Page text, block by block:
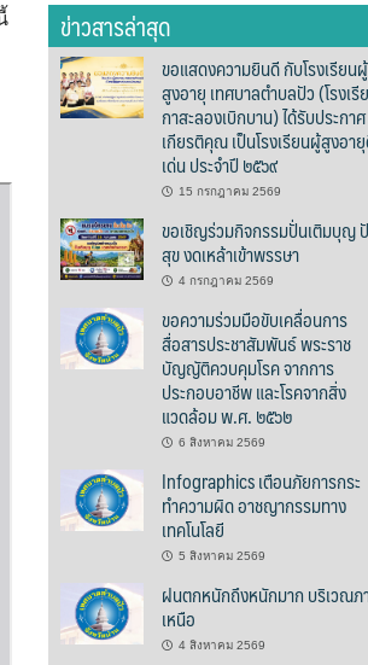
ข่าวสารล่าสุด
ขอแสดงความยินดี กับโรงเรียนผู้
สูงอายุ เทศบาลตำบลปัว (โรงเรี
กาสะลองเบิกบาน) ได้รับประกาศ
เกียรติคุณ เป็นโรงเรียนผู้สูงอา
เด่น ประจำปี ๒๕๖๙
15 กรกฎาคม 2569
ขอเชิญร่วมกิจกรรมปั่นเติมบุญ
สุข งดเหล้าเข้าพรรษา
4 กรกฎาคม 2569
ขอความร่วมมือขับเคลื่อนการ
สื่อสารประชาสัมพันธ์ พระราช
บัญญัติควบคุมโรค จากการ
ประกอบอาชีพ และโรคจากสิ่ง
แวดล้อม พ.ศ. ๒๕๖๒
6 สิงหาคม 2569
Infographics เตือนภัยการกระ
ทำความผิด อาชญากรรมทาง
เทคโนโลยี
5 สิงหาคม 2569
ฝนตกหนักถึงหนักมาก บริเวณภ
เหนือ
4 สิงหาคม 2569